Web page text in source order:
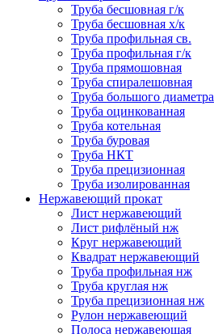
Труба бесшовная г/к
Труба бесшовная х/к
Труба профильная св.
Труба профильная г/к
Труба прямошовная
Труба спиралешовная
Труба большого диаметра
Труба оцинкованная
Труба котельная
Труба буровая
Труба НКТ
Труба прецизионная
Труба изолированная
Нержавеющий прокат
Лист нержавеющий
Лист рифлёный нж
Круг нержавеющий
Квадрат нержавеющий
Труба профильная нж
Труба круглая нж
Труба прецизионная нж
Рулон нержавеющий
Полоса нержавеющая